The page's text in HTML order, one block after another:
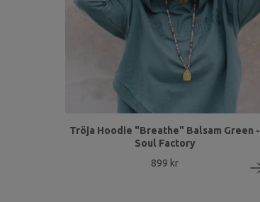
Tröja Hoodie "Breathe" Balsam Green -
Soul Factory
899 kr